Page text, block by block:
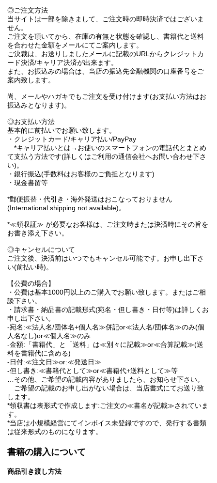
◎ご注文方法
当サイトは一部を除きまして、ご注文時の即時決済ではございま
せん。
ご注文を頂いてから、在庫の有無と状態を確認し、書籍代と送料
を合わせた金額をメールにてご案内します。
ご決裁は、お送りしましたメールに記載のURLからクレジットカ
ード決済/キャリア決済が出来ます。
また、お振込みの場合は、当店の振込先金融機関の口座番号をご
案内致します。
尚、メールやハガキでもご注文を受け付けます(お支払い方法はお
振込みとなります)。
◎お支払い方法
基本的に前払いでお願い致します。
・クレジットカード/キャリア払い/PayPay
*キャリア払いとは→お使いのスマートフォンの電話代とまとめ
て支払う方法です(詳しくはご利用の通信会社へお問い合わせ下さ
い)。
・銀行振込(手数料はお客様のご負担となります)
・現金書留等
*郵便振替・代引き・海外発送はおこなっておりません
(International shipping not available)。
*≪領収証≫ が必要なお客様は、ご注文時または決済時にその旨を
お書き添え下さい。
◎キャンセルについて
ご注文後、決済前はいつでもキャンセル可能です。お申し出下さ
い(前払い時)。
【公費の場合】
・公費は基本1000円以上のご購入でお願い致します。またはご相
談下さい。
・請求書・納品書の記載形式(宛名・但し書き・日付等)は詳しくお
申し出下さい。
-宛名:≪法人名/団体名+個人名≫併記or≪法人名/団体名≫のみ(個
人名なし)or≪個人名≫のみ
-金額:「書籍代」と「送料」は≪別々に記載≫or≪合算記載≫(送
料を書籍代に含める)
-日付:≪注文日≫or:≪発送日≫
-但し書き:≪書籍代として≫or≪書籍代+送料として≫等
…その他、ご希望の記載内容がありましたら、お知らせ下さい。
ご希望の記載のお申し出がない場合は、当店書式にてお送り致
します。
*領収書は表形式で作成します:ご注文の≪書名が記載≫されていま
す。
*当店は小規模経営にてインボイス未登録ですので、発行する書類
は従来形式のものになります。
書籍の購入について
商品引き渡し方法